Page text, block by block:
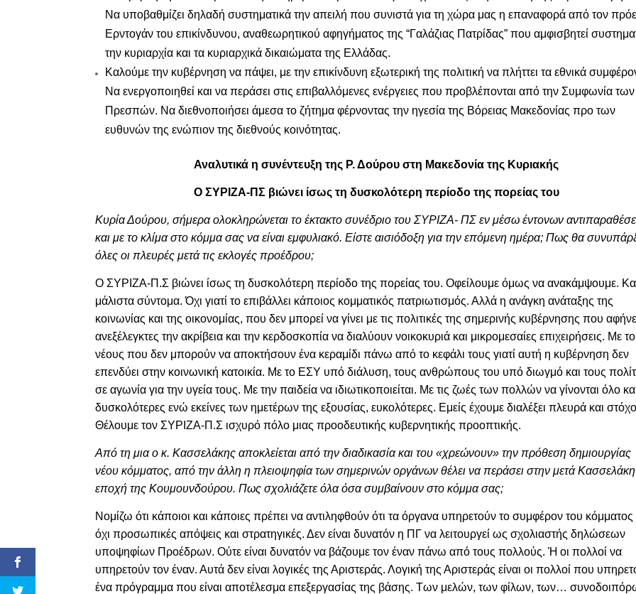
Να υποβαθμίζει δηλαδή συστηματικά την απειλή που συνιστά για τη χώρα μας η επαναφορά από τον
Ερντογάν του επικίνδυνου, αναθεωρητικού αφηγήματος της “Γαλάζιας Πατρίδας” που αμφισβητεί
την κυριαρχία και τα κυριαρχικά δικαιώματα της Ελλάδας.
Καλούμε την κυβέρνηση να πάψει, με την επικίνδυνη εξωτερική της πολιτική να πλήττει τα εθνικά
Να ενεργοποιηθεί και να περάσει στις επιβαλλόμενες ενέργειες που προβλέπονται από την Συμφωνία των
Πρεσπών. Να διεθνοποιήσει άμεσα το ζήτημα φέρνοντας την ηγεσία της Βόρειας Μακεδονίας προ των
ευθυνών της ενώπιον της διεθνούς κοινότητας.
Αναλυτικά η συνέντευξη της Ρ. Δούρου στη Μακεδονία της Κυριακής
Ο ΣΥΡΙΖΑ-ΠΣ βιώνει ίσως τη δυσκολότερη περίοδο της πορείας του
Κυρία Δούρου, σήμερα ολοκληρώνεται το έκτακτο συνέδριο του ΣΥΡΙΖΑ- ΠΣ εν μέσω έντονων
και με το κλίμα στο κόμμα σας να είναι εμφυλιακό. Είστε αισιόδοξη για την επόμενη ημέρα; Πως θα
όλες οι πλευρές μετά τις εκλογές προέδρου;
Ο ΣΥΡΙΖΑ-Π.Σ βιώνει ίσως τη δυσκολότερη περίοδο της πορείας του. Οφείλουμε όμως να ανακάμψουμε.
μάλιστα σύντομα. Όχι γιατί το επιβάλλει κάποιος κομματικός πατριωτισμός. Αλλά η ανάγκη ανάταξης της
κοινωνίας και της οικονομίας, που δεν μπορεί να γίνει με τις πολιτικές της σημερινής κυβέρνησης που
ανεξέλεγκτες την ακρίβεια και την κερδοσκοπία να διαλύουν νοικοκυριά και μικρομεσαίες επιχειρήσεις. Με
νέους που δεν μπορούν να αποκτήσουν ένα κεραμίδι πάνω από το κεφάλι τους γιατί αυτή η κυβέρνηση δεν
επενδύει στην κοινωνική κατοικία. Με το ΕΣΥ υπό διάλυση, τους ανθρώπους του υπό διωγμό και τους
σε αγωνία για την υγεία τους. Με την παιδεία να ιδιωτικοποιείται. Με τις ζωές των πολλών να γίνονται όλο
δυσκολότερες ενώ εκείνες των ημετέρων της εξουσίας, ευκολότερες. Εμείς έχουμε διαλέξει πλευρά και
Θέλουμε τον ΣΥΡΙΖΑ-Π.Σ ισχυρό πόλο μιας προοδευτικής κυβερνητικής προοπτικής.
Από τη μια ο κ. Κασσελάκης αποκλείεται από την διαδικασία και του «χρεώνουν» την πρόθεση δημιουργίας
νέου κόμματος, από την άλλη η πλειοψηφία των σημερινών οργάνων θέλει να περάσει στην μετά Κασσελάκη
εποχή της Κουμουνδούρου. Πως σχολιάζετε όλα όσα συμβαίνουν στο κόμμα σας;
Νομίζω ότι κάποιοι και κάποιες πρέπει να αντιληφθούν ότι τα όργανα υπηρετούν το συμφέρον του κόμματος
όχι προσωπικές απόψεις και στρατηγικές. Δεν είναι δυνατόν η ΠΓ να λειτουργεί ως σχολιαστής δηλώσεων
υποψηφίων Προέδρων. Ούτε είναι δυνατόν να βάζουμε τον έναν πάνω από τους πολλούς. Ή οι πολλοί να
υπηρετούν τον έναν. Αυτά δεν είναι λογικές της Αριστεράς. Λογική της Αριστεράς είναι οι πολλοί που
ένα πρόγραμμα που είναι αποτέλεσμα επεξεργασίας της βάσης. Των μελών, των φίλων, των…